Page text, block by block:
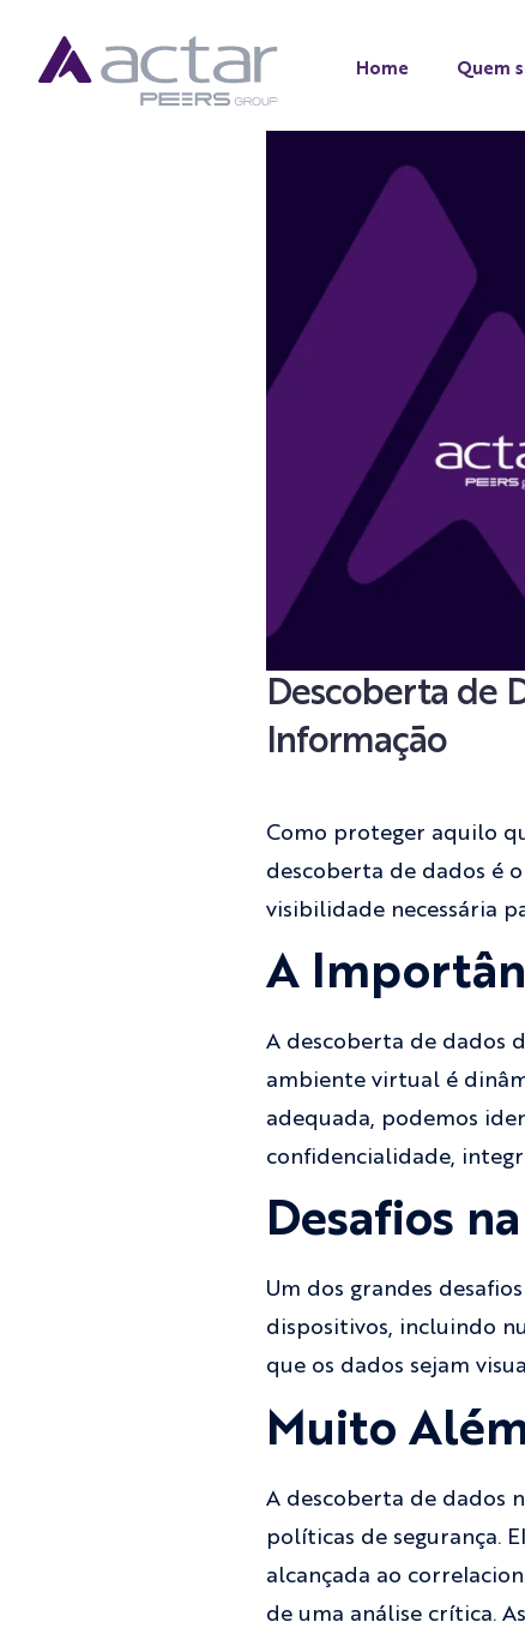
Home Quem
Descoberta de
Informação
Como proteger aquilo
descoberta de dados é
visibilidade necessária
A
A descoberta de dados
ambiente virtual é
adequada, podemos
confidencialidade,
Desafios
Um dos grandes
dispositivos, incluindo
que os dados sejam
Muito
A descoberta de dados
políticas de segurança.
alcançada ao
de uma análise crítica.